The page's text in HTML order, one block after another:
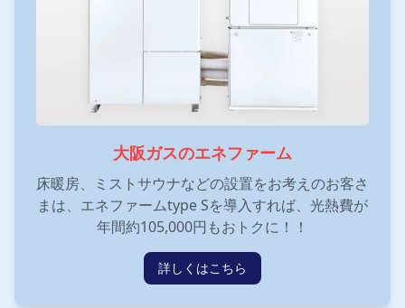
大阪ガスのエネファーム
床暖房、ミストサウナなどの設置をお考えのお客さ
まは、エネファームtype Sを導入すれば、光熱費が
年間約105,000円もおトクに！！
詳しくはこちら